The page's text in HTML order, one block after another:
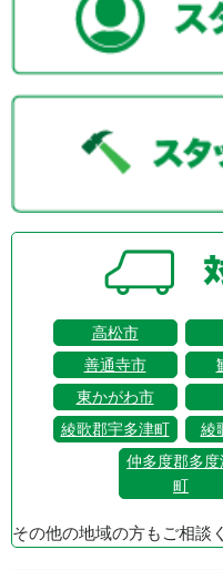
高松市
善通寺市
東かがわ市
綾歌郡宇多津町
綾
仲多度郡多度
町
その他の地域の方もご相談